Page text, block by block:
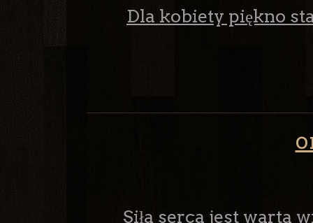
Dla kobiety piękno
Siła serca jest warta